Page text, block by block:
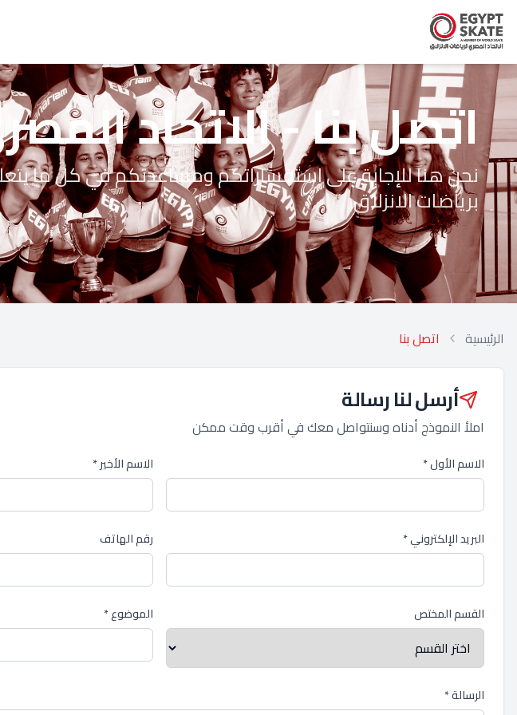
اتصل بنا - الاتحاد
نحن هنا للإجابة على استفساراتكم ومساعدتكم في كل ما
برياضات الانزلاق
الرئيسية اتصل بنا
أرسل لنا رسالة
املأ النموذج أدناه وسنتواصل معك في أقرب وقت ممكن
الاسم الأول * الاسم الأخير *
البريد الإلكتروني * رقم الهاتف
القسم المختص الموضوع *
الرسالة *